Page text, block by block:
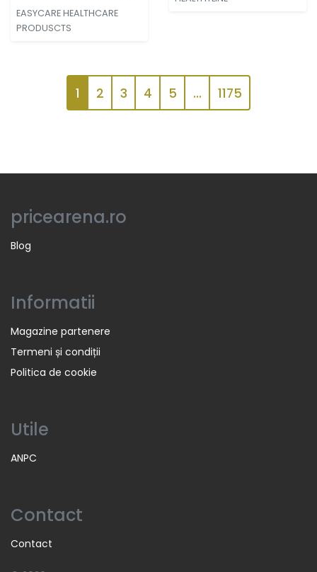
multifunctional, 6
Functii, Albastru,
Easycare
EASYCARE HEALTHCARE
PRODUSCTS
1 2 3 4 5 ... 1175
pricearena.ro
Blog
Informatii
Magazine partenere
Termeni și condiții
Politica de cookie
Utile
ANPC
Contact
Contact